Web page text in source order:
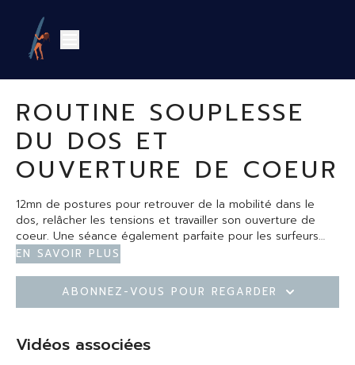
ROUTINE SOUPLESSE
DU DOS ET
OUVERTURE DE COEUR
12mn de postures pour retrouver de la mobilité dans le
dos, relâcher les tensions et travailler son ouverture de
coeur. Une séance également parfaite pour les surfeurs
pour relâcher les muscles contractés après ses sessions. A
faire le soir
En savoir plus
Abonnez-vous pour regarder
Vidéos associées